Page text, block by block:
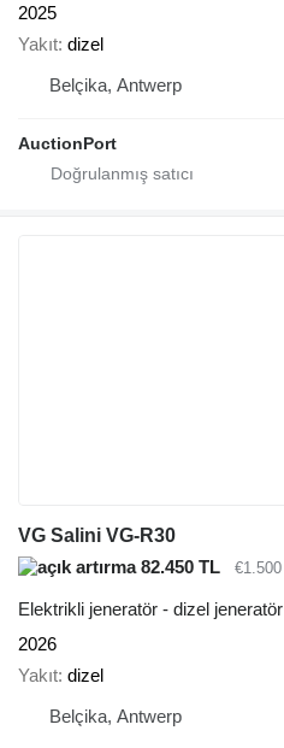
2025
Yakıt dizel
Belçika, Antwerp
AuctionPort
VG Salini VG-R30
82.450 TL
€1.500
Elektrikli jeneratör - dizel jeneratör
2026
Yakıt dizel
Belçika, Antwerp